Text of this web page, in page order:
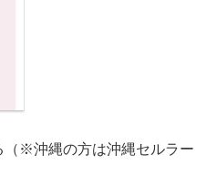
※沖縄の方は沖縄セルラー